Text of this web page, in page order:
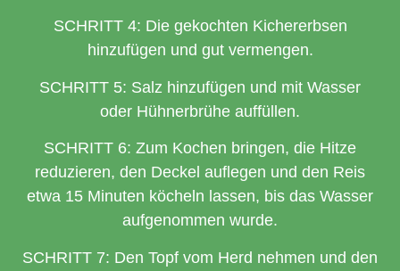
SCHRITT 4: Die gekochten Kichererbsen
hinzufügen und gut vermengen.
SCHRITT 5: Salz hinzufügen und mit Wasser
oder Hühnerbrühe auffüllen.
SCHRITT 6: Zum Kochen bringen, die Hitze
reduzieren, den Deckel auflegen und den Reis
etwa 15 Minuten köcheln lassen, bis das Wasser
aufgenommen wurde.
SCHRITT 7: Den Topf vom Herd nehmen und den